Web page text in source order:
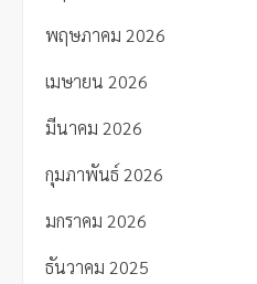
พฤษภาคม 2026
เมษายน 2026
มีนาคม 2026
กุมภาพันธ์ 2026
มกราคม 2026
ธันวาคม 2025